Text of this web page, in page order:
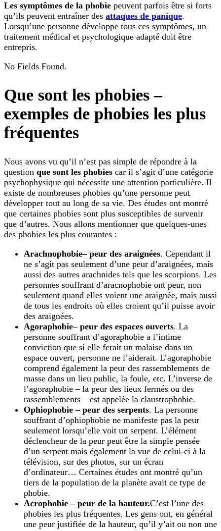
Les symptômes de la phobie peuvent parfois être si forts
qu’ils peuvent entraîner des attaques de panique.
Lorsqu’une personne développe tous ces symptômes, un
traitement médical et psychologique adapté doit être
entrepris.
No Fields Found.
Que sont les phobies –
exemples de phobies les plus
fréquentes
Nous avons vu qu’il n’est pas simple de répondre à la
question que sont les phobies car il s’agit d’une catégorie
psychophysique qui nécessite une attention particulière. Il
existe de nombreuses phobies qu’une personne peut
développer tout au long de sa vie. Des études ont montré
que certaines phobies sont plus susceptibles de survenir
que d’autres. Nous allons mentionner que quelques-unes
des phobies les plus courantes :
Arachnophobie– peur des araignées. Cependant il
ne s’agit pas seulement d’une peur d’araignées, mais
aussi des autres arachnides tels que les scorpions. Les
personnes souffrant d’aracnophobie ont peur, non
seulement quand elles voient une araignée, mais aussi
de tous les endroits où elles croient qu’il puisse avoir
des araignées.
Agoraphobie– peur des espaces ouverts. La
personne souffrant d’agoraphobie a l’intime
conviction que si elle ferait un malaise dans un
espace ouvert, personne ne l’aiderait. L’agoraphobie
comprend également la peur des rassemblements de
masse dans un lieu public, la foule, etc. L’inverse de
l’agoraphobie – la peur des lieux fermés ou des
rassemblements – est appelée la claustrophobie.
Ophiophobie – peur des serpents. La personne
souffrant d’ophiophobie ne manifeste pas la peur
seulement lorsqu’elle voit un serpent. L’élément
déclencheur de la peur peut être la simple pensée
d’un serpent mais également la vue de celui-ci à la
télévision, sur des photos, sur un écran
d’ordinateur… Certaines études ont montré qu’un
tiers de la population de la planète avait ce type de
phobie.
Acrophobie – peur de la hauteur.C’est l’une des
phobies les plus fréquentes. Les gens ont, en général
une peur justifiée de la hauteur, qu’il y’ait ou non une